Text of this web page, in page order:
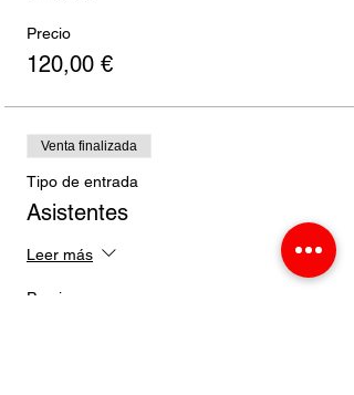
Precio
120,00 €
Venta finalizada
Tipo de entrada
Asistentes
Leer más
Precio